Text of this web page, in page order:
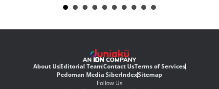
About UsEditorial TeamContact UsTerms of Services
Pedoman Media SiberIndexSitemap
Follow Us